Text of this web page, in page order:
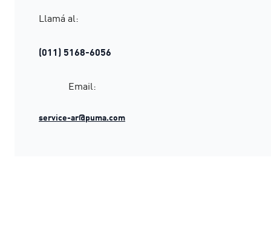
Llamá al:
(011) 5168-6056
Email:
service-ar@puma.com